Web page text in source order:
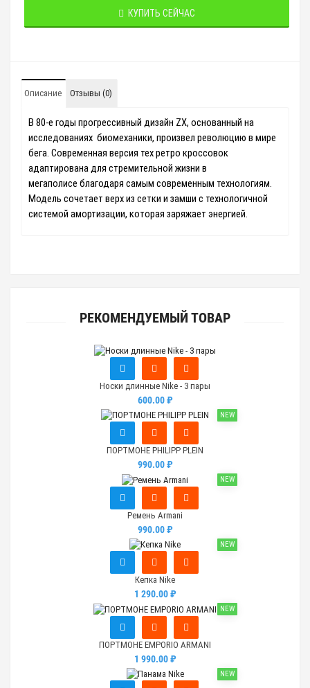
КУПИТЬ СЕЙЧАС
Описание Отзывы (0)
В 80-е годы прогрессивный дизайн ZX, основанный на
исследованиях биомеханики, произвел революцию в мире
бега. Современная версия техретро кроссовок
адаптирована для стремительной жизни в
мегаполисе благодаря самым современным технологиям.
Модель сочетает верх из сетки и замши с технологичной
системой амортизации, которая заряжает энергией.
РЕКОМЕНДУЕМЫЙ ТОВАР
Носки длинные Nike - 3 пары
600.00 ₽
NEW
ПОРТМОНЕ PHILIPP PLEIN
990.00 ₽
NEW
Ремень Armani
990.00 ₽
NEW
Кепка Nike
1 290.00 ₽
NEW
ПОРТМОНЕ EMPORIO ARMANI
1 990.00 ₽
NEW